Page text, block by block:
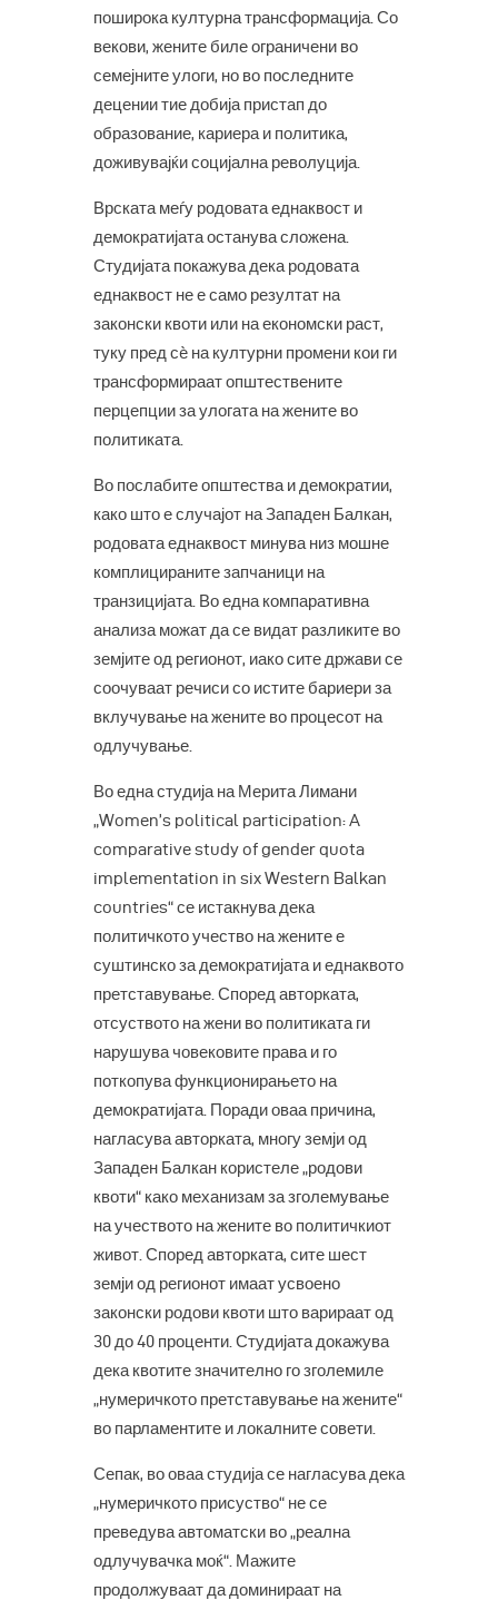
поширока културна трансформација. Со
векови, жените биле ограничени во
семејните улоги, но во последните
децении тие добија пристап до
образование, кариера и политика,
доживувајќи социјална револуција.
Врската меѓу родовата еднаквост и
демократијата останува сложена.
Студијата покажува дека родовата
еднаквост не е само резултат на
законски квоти или на економски раст,
туку пред сè на културни промени кои ги
трансформираат општествените
перцепции за улогата на жените во
политиката.
Во послабите општества и демократии,
како што е случајот на Западен Балкан,
родовата еднаквост минува низ мошне
комплицираните запчаници на
транзицијата. Во една компаративна
анализа можат да се видат разликите во
земјите од регионот, иако сите држави се
соочуваат речиси со истите бариери за
вклучување на жените во процесот на
одлучување.
Во една студија на Мерита Лимани
„Women’s political participation: A
comparative study of gender quota
implementation in six Western Balkan
countries“ се истакнува дека
политичкото учество на жените е
суштинско за демократијата и еднаквото
претставување. Според авторката,
отсуството на жени во политиката ги
нарушува човековите права и го
поткопува функционирањето на
демократијата. Поради оваа причина,
нагласува авторката, многу земји од
Западен Балкан користеле „родови
квоти“ како механизам за зголемување
на учеството на жените во политичкиот
живот. Според авторката, сите шест
земји од регионот имаат усвоено
законски родови квоти што варираат од
30 до 40 проценти. Студијата докажува
дека квотите значително го зголемиле
„нумеричкото претставување на жените“
во парламентите и локалните совети.
Сепак, во оваа студија се нагласува дека
„нумеричкото присуство“ не се
преведува автоматски во „реална
одлучувачка моќ“. Мажите
продолжуваат да доминираат на